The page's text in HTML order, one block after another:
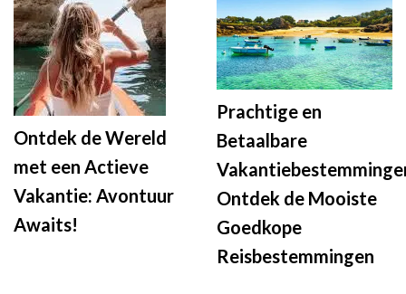
Ontdek de Wereld
met een Actieve
Vakantie: Avontuur
Awaits!
Prachtige en
Betaalbare
Ontdek de Mooiste
Goedkope
Reisbestemmingen